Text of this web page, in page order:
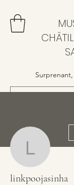
linkpoojasinha